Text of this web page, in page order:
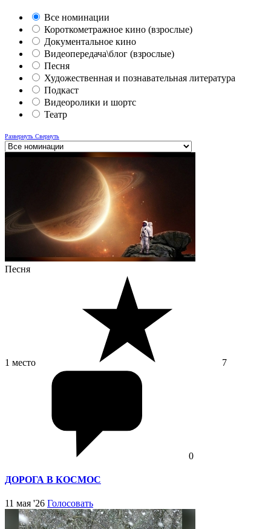
Все номинации
Короткометражное кино (взрослые)
Документальное кино
Видеопередача\блог (взрослые)
Песня
Художественная и познавательная литература
Подкаст
Видеоролики и шортс
Театр
Развернуть Свернуть
Песня
1 место 7
0
ДОРОГА В КОСМОС
11 мая '26 Голосовать